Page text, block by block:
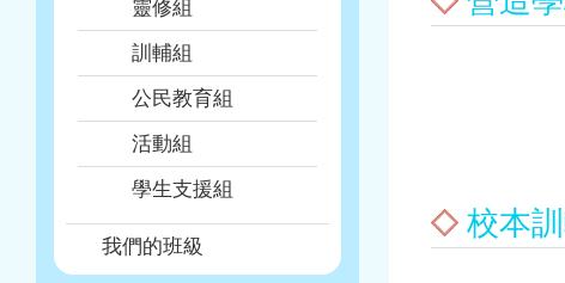
校本
靈修組
訓輔組
公民教育組
活動組
學生支援組
我們的班級